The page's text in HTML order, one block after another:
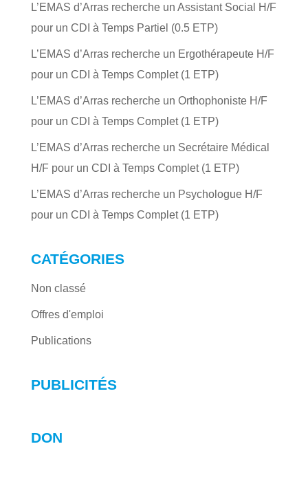
L’EMAS d’Arras recherche un Assistant Social H/F
pour un CDI à Temps Partiel (0.5 ETP)
L’EMAS d’Arras recherche un Ergothérapeute H/F
pour un CDI à Temps Complet (1 ETP)
L’EMAS d’Arras recherche un Orthophoniste H/F
pour un CDI à Temps Complet (1 ETP)
L’EMAS d’Arras recherche un Secrétaire Médical
H/F pour un CDI à Temps Complet (1 ETP)
L’EMAS d’Arras recherche un Psychologue H/F
pour un CDI à Temps Complet (1 ETP)
CATÉGORIES
Non classé
Offres d'emploi
Publications
PUBLICITÉS
DON